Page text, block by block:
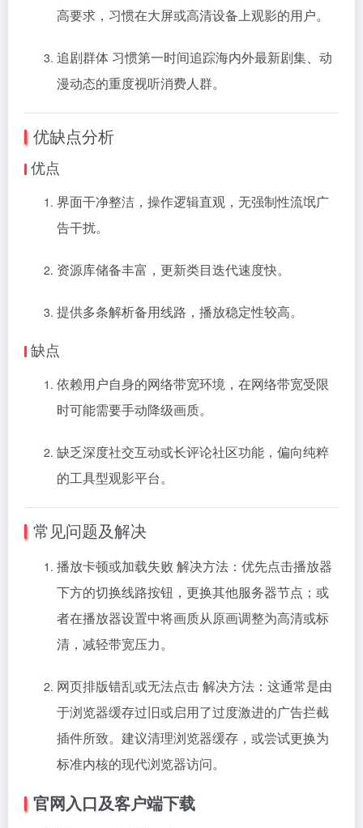
高要求，习惯在大屏或高清设备上观影的用户。
追剧群体 习惯第一时间追踪海内外最新剧集、动
漫动态的重度视听消费人群。
优缺点分析
优点
界面干净整洁，操作逻辑直观，无强制性流氓广
告干扰。
资源库储备丰富，更新类目迭代速度快。
提供多条解析备用线路，播放稳定性较高。
缺点
依赖用户自身的网络带宽环境，在网络带宽受限
时可能需要手动降级画质。
缺乏深度社交互动或长评论社区功能，偏向纯粹
的工具型观影平台。
常见问题及解决
播放卡顿或加载失败 解决方法：优先点击播放器
下方的切换线路按钮，更换其他服务器节点；或
者在播放器设置中将画质从原画调整为高清或标
清，减轻带宽压力。
网页排版错乱或无法点击 解决方法：这通常是由
于浏览器缓存过旧或启用了过度激进的广告拦截
插件所致。建议清理浏览器缓存，或尝试更换为
标准内核的现代浏览器访问。
官网入口及客户端下载